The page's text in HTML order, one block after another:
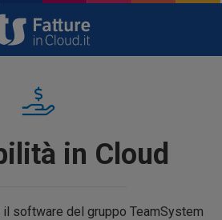
in Cloud
il software del gruppo TeamSystem